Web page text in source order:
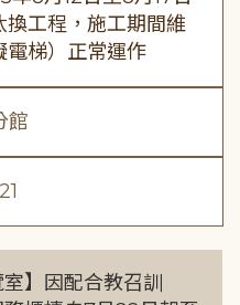
換工程，施工期間維
電梯）正常運作
館
】因配合教召訓